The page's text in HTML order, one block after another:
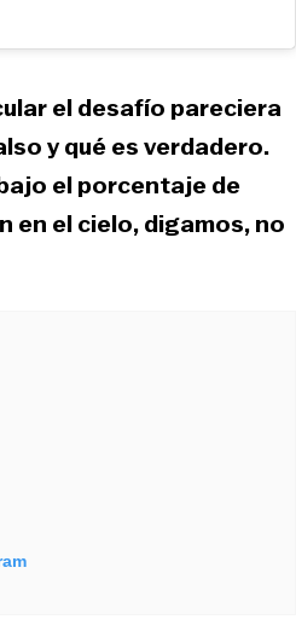
el desafío pareciera
y qué es verdadero.
el porcentaje de
en el cielo, digamos, no